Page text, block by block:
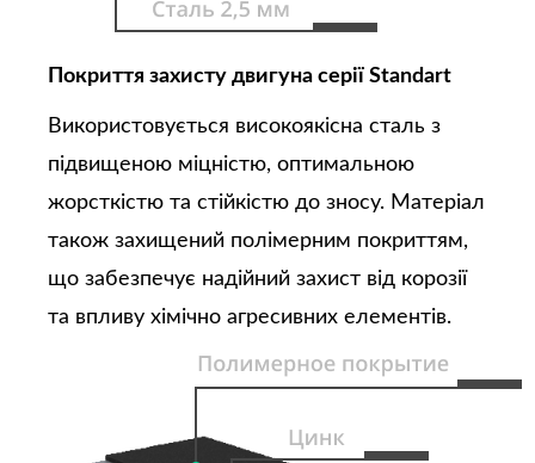
Покриття захисту двигуна серії Standart
Використовується високоякісна сталь з
підвищеною міцністю, оптимальною
жорсткістю та стійкістю до зносу. Матеріал
також захищений полімерним покриттям,
що забезпечує надійний захист від корозії
та впливу хімічно агресивних елементів.